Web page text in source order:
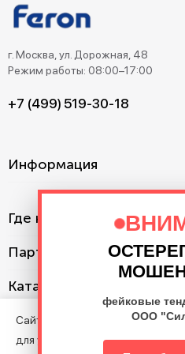
фейковые
ООО
г. Москва, ул. Дорожная, 48
Режим работы: 08:00–17:00
+7 (499) 519-30-18
Информация
Где купить?
Партнерам
Каталог
©2013–2026. Все права защищены.
Сайт использует cookie с
для улучшения Сайта.